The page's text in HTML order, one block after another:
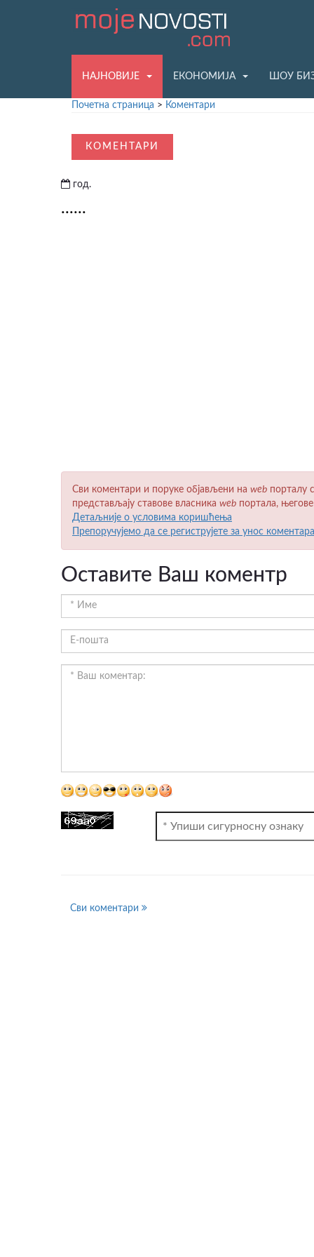
НАЈНОВИЈЕ ЕКОНОМИЈА ШОУ
Почетна страница > Коментари
КОМЕНТАРИ
год.
......
Сви коментари и поруке објављени на wеb порталу
представљају ставове власника wеb портала,
Детаљније о условима коришћења
Препоручујемо да се региструјете за унос коментара
Оставите Ваш коментр
Сви коментари